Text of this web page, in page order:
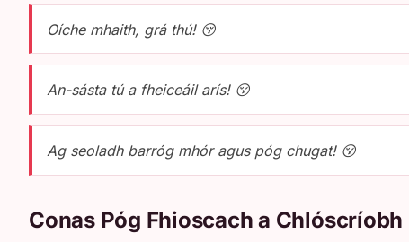
Oíche mhaith, grá thú! 😚
An-sásta tú a fheiceáil arís! 😚
Ag seoladh barróg mhór agus póg chugat! 😚
Conas Póg Fhioscach a Chlóscríobh